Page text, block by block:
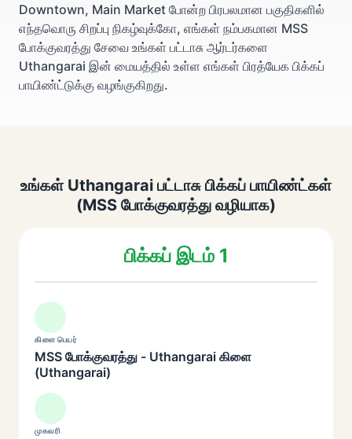
Downtown, Main Market போன்ற பிரபலமான பகுதிகளில்
எந்தவொரு சிறப்பு நிகழ்வுக்கோ, எங்கள் நம்பகமான MSS
போக்குவரத்து சேவை உங்கள் பட்டாசு ஆர்டர்களை
Uthangarai இன் மையத்தில் உள்ள எங்கள் பிரத்யேக பிக்கப்
பாயிண்ட்டுக்கு வழங்குகிறது.
உங்கள் Uthangarai பட்டாசு பிக்கப் பாயிண்ட்கள்
(MSS போக்குவரத்து வழியாக)
பிக்கப் இடம் 1
கிளை பெயர்
MSS போக்குவரத்து - Uthangarai கிளை
(Uthangarai)
முகவரி